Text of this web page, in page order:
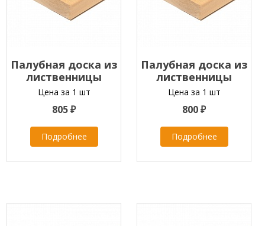
Палубная доска из
лиственницы
45х120х2000-4000 мм
класс ПРИМА
Цена за 1 шт
805 ₽
Подробнее
Палубная доска из
лиственницы
45х120х2000-4000 мм
класс В
Цена за 1 шт
800 ₽
Подробнее